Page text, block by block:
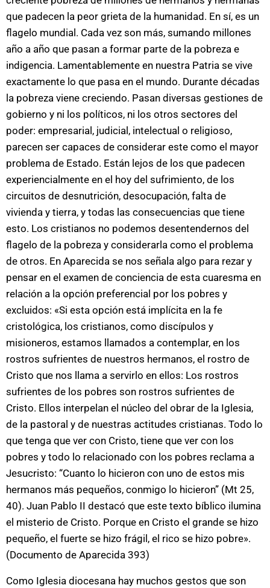
que padecen la peor grieta de la humanidad. En sí, es un
flagelo mundial. Cada vez son más, sumando millones
año a año que pasan a formar parte de la pobreza e
indigencia. Lamentablemente en nuestra Patria se vive
exactamente lo que pasa en el mundo. Durante décadas
la pobreza viene creciendo. Pasan diversas gestiones de
gobierno y ni los políticos, ni los otros sectores del
poder: empresarial, judicial, intelectual o religioso,
parecen ser capaces de considerar este como el mayor
problema de Estado. Están lejos de los que padecen
experiencialmente en el hoy del sufrimiento, de los
circuitos de desnutrición, desocupación, falta de
vivienda y tierra, y todas las consecuencias que tiene
esto. Los cristianos no podemos desentendernos del
flagelo de la pobreza y considerarla como el problema
de otros. En Aparecida se nos señala algo para rezar y
pensar en el examen de conciencia de esta cuaresma en
relación a la opción preferencial por los pobres y
excluidos: «Si esta opción está implícita en la fe
cristológica, los cristianos, como discípulos y
misioneros, estamos llamados a contemplar, en los
rostros sufrientes de nuestros hermanos, el rostro de
Cristo que nos llama a servirlo en ellos: Los rostros
sufrientes de los pobres son rostros sufrientes de
Cristo. Ellos interpelan el núcleo del obrar de la Iglesia,
de la pastoral y de nuestras actitudes cristianas. Todo lo
que tenga que ver con Cristo, tiene que ver con los
pobres y todo lo relacionado con los pobres reclama a
Jesucristo: “Cuanto lo hicieron con uno de estos mis
hermanos más pequeños, conmigo lo hicieron” (Mt 25,
40). Juan Pablo II destacó que este texto bíblico ilumina
el misterio de Cristo. Porque en Cristo el grande se hizo
pequeño, el fuerte se hizo frágil, el rico se hizo pobre».
(Documento de Aparecida 393)
Como Iglesia diocesana hay muchos gestos que son